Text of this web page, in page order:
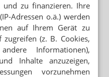
und zu finanzieren. Ihre
Adressen o.ä.) werden
auf Ihrem Gerät zu
(z. B. Cookies,
Informationen),
Inhalte anzuzeigen,
vorzunehmen